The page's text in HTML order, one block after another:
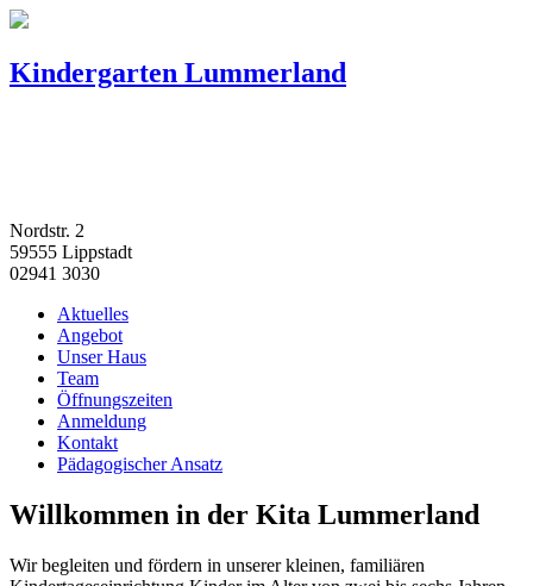
Kindergarten Lummerland
Nordstr. 2
59555 Lippstadt
02941 3030
Aktuelles
Angebot
Unser Haus
Team
Öffnungszeiten
Anmeldung
Kontakt
Pädagogischer Ansatz
Willkommen in der Kita Lummerland
Wir begleiten und fördern in unserer kleinen, familiären